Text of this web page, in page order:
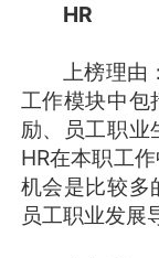
HR
上榜理由：
工作模块中包
励、员工职业
HR在本职工
机会是比较多
员工职业发展